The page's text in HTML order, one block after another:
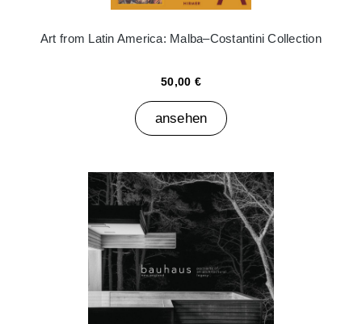
Art from Latin America: Malba–Costantini Collection
50,00 €
ansehen